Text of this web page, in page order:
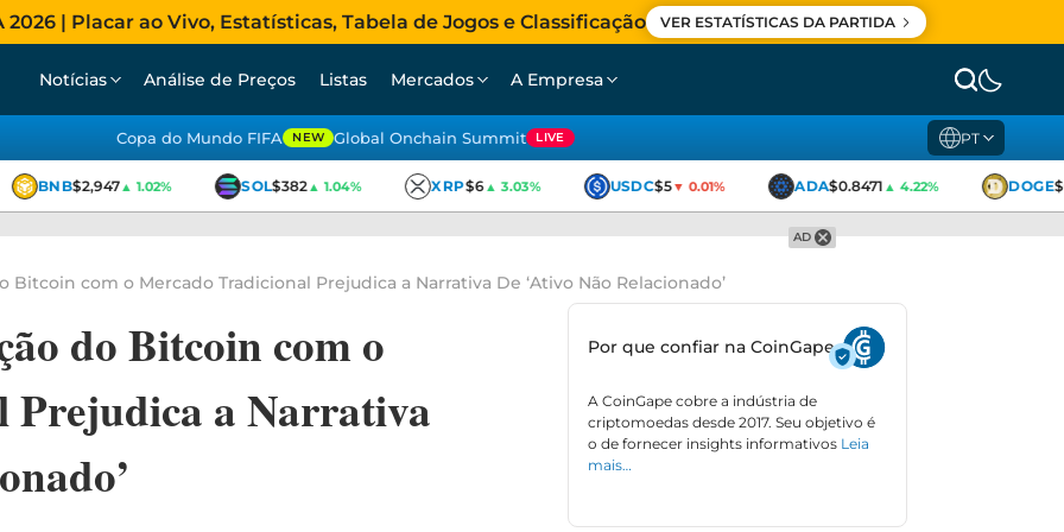
| Placar ao Vivo, Estatísticas, Tabela de Jogos e Classificação VER ESTATÍSTICAS DA PARTIDA
Notícias Análise de Preços Listas Mercados A Empresa
Copa do Mundo FIFA NEW Global Onchain Summit LIVE PT
BNB$2,947▲ 1.02% SOL$382▲ 1.04% XRP$6▲ 3.03% USDC$5▼ 0.01% ADA$0.8471▲ 4.22% DOGE
AD
Bitcoin com o Mercado Tradicional Prejudica a Narrativa De ‘Ativo Não Relacionado’
do Bitcoin com o
a Narrativa
Por que confiar na CoinGape
A CoinGape cobre a indústria de
criptomoedas desde 2017. Seu objetivo é
o de fornecer insights informativos Leia
mais…